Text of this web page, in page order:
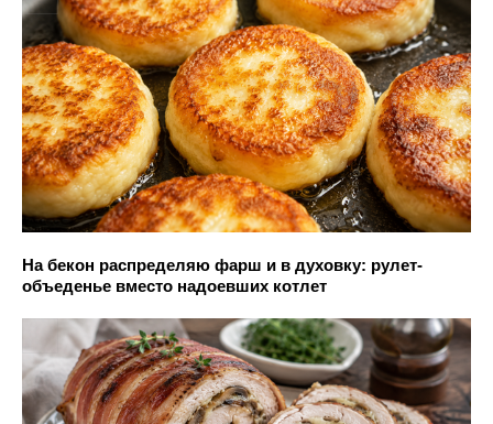
На бекон распределяю фарш и в духовку: рулет-
объеденье вместо надоевших котлет